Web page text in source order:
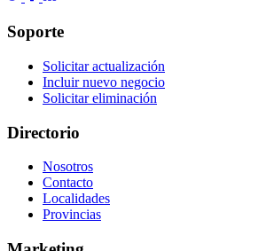
Soporte
Solicitar actualización
Incluir nuevo negocio
Solicitar eliminación
Directorio
Nosotros
Contacto
Localidades
Provincias